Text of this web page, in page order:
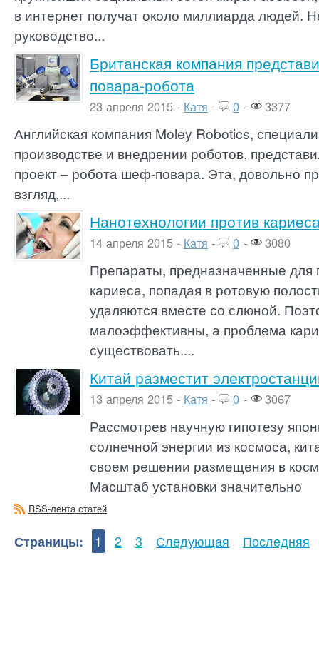
в интернет получат около миллиарда людей.
руководство...
Британская компания
повара-робота
23 апреля 2015 - Катя - 0 - 3377
Английская компания Moley Robotics,
производстве и внедрении роботов,
проект – робота шеф-повара. Эта, довольно
взгляд,...
Нанотехнологии против
14 апреля 2015 - Катя - 0 - 3080
Препараты, предназначенные для
кариеса, попадая в ротовую
удаляются вместе со слюной.
малоэффективны, а проблема
существовать....
Китай разместит
13 апреля 2015 - Катя - 0 - 3067
Рассмотрев научную гипотезу
солнечной энергии из космоса,
своем решении размещения в
Масштаб установки значительно
RSS-лента статей
Страницы: 1 2 3 Следующая Последняя